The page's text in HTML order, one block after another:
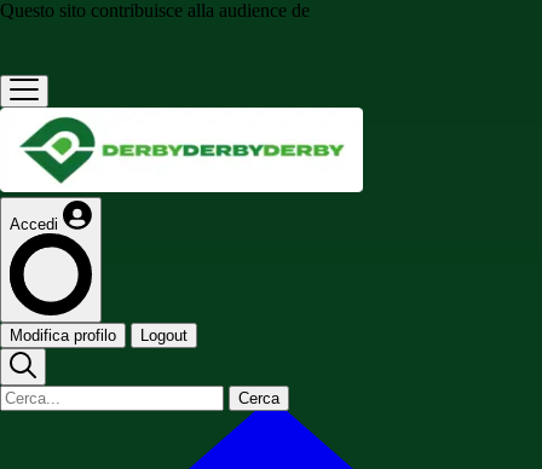
Questo sito contribuisce alla audience de
Accedi
Modifica profilo Logout
Cerca